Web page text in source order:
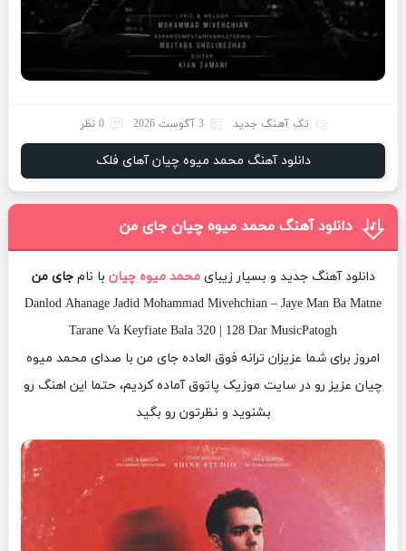
تک آهنگ جدید 3 آگوست 2026 0 نظر
دانلود آهنگ محمد میوه چیان آهای فلک
دانلود آهنگ محمد میوه چیان جای من
دانلود آهنگ جدید و بسیار زیبایمحمد میوه چیان با نامجای من
Danlod Ahanage Jadid Mohammad Mivehchian – Jaye Man Ba Matne
Tarane Va Keyfiate Bala 320 | 128 Dar MusicPatogh
امروز برای شما عزیزان ترانه فوق العاده جای من با صدای محمد میوه
چیان عزیز رو در سایت موزیک پاتوق آماده کردیم، حتما این اهنگ رو
بشنوید و نظرتون رو بگید